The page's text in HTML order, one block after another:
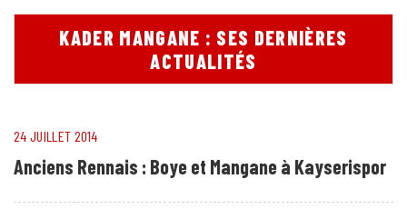
KADER MANGANE : SES DERNIÈRES
ACTUALITÉS
24 JUILLET 2014
Anciens Rennais : Boye et Mangane à Kayserispor